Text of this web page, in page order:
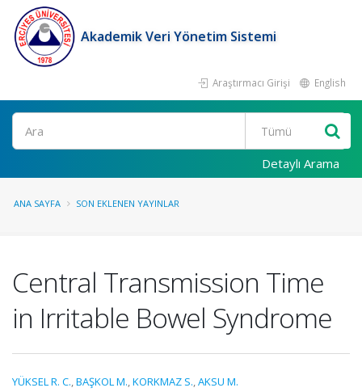
Akademik Veri Yönetim Sistemi
Araştırmacı Girişi English
Ara
Detaylı Arama
ANA SAYFA SON EKLENEN YAYINLAR
Central Transmission Time
in Irritable Bowel Syndrome
YÜKSEL R. C.,BAŞKOL M.,KORKMAZ S.,AKSU M.